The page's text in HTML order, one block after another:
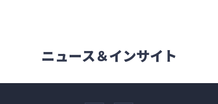
ニュース＆インサイト